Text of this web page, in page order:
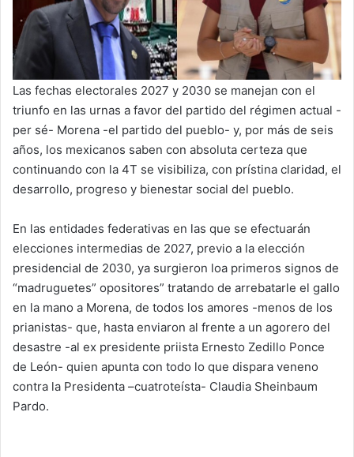
Las fechas electorales 2027 y 2030 se manejan con el
triunfo en las urnas a favor del partido del régimen actual -
per sé- Morena -el partido del pueblo- y, por más de seis
años, los mexicanos saben con absoluta certeza que
continuando con la 4T se visibiliza, con prístina claridad, el
desarrollo, progreso y bienestar social del pueblo.
En las entidades federativas en las que se efectuarán
elecciones intermedias de 2027, previo a la elección
presidencial de 2030, ya surgieron loa primeros signos de
“madruguetes” opositores” tratando de arrebatarle el gallo
en la mano a Morena, de todos los amores -menos de los
prianistas- que, hasta enviaron al frente a un agorero del
desastre -al ex presidente priista Ernesto Zedillo Ponce
de León- quien apunta con todo lo que dispara veneno
contra la Presidenta –cuatroteísta- Claudia Sheinbaum
Pardo.